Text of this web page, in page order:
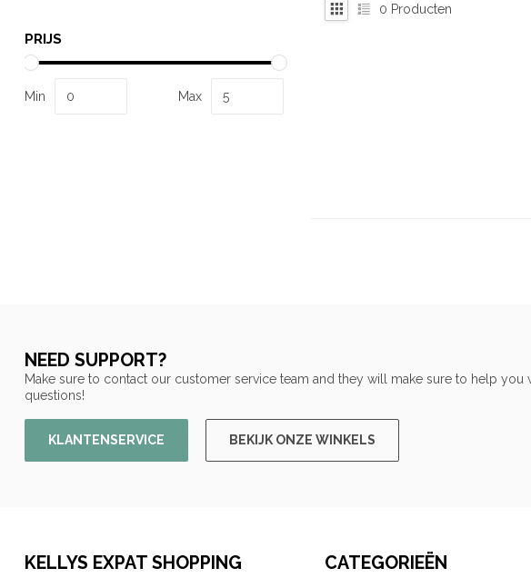
PRIJS
Min Max
0 Producten
NEED SUPPORT?
Make sure to contact our customer service team and they will make sure to help you
questions!
KLANTENSERVICE BEKIJK ONZE WINKELS
KELLYS EXPAT SHOPPING CATEGORIEËN